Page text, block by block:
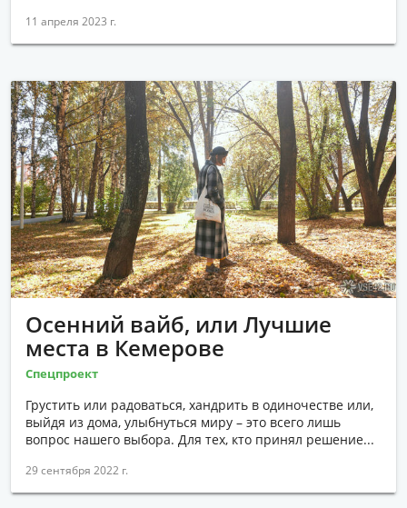
11 апреля 2023 г.
Осенний вайб, или Лучшие
места в Кемерове
Спецпроект
Грустить или радоваться, хандрить в одиночестве или,
выйдя из дома, улыбнуться миру – это всего лишь
вопрос нашего выбора. Для тех, кто принял решение...
29 сентября 2022 г.